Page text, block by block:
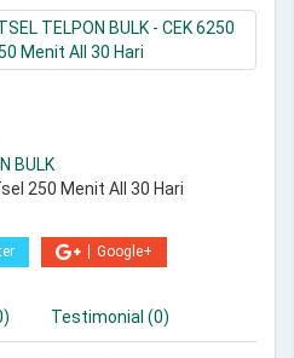
BULK
250 Menit All 30 Hari
Google+
Testimonial (0)